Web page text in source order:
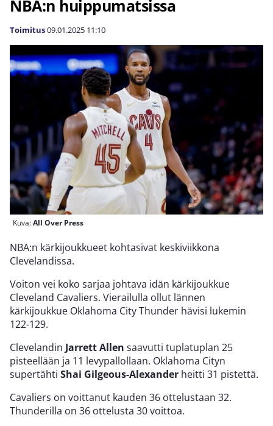
NBA:n huippumatsissa
Toimitus09.01.2025 11:10
Kuva:All Over Press
NBA:n kärkijoukkueet kohtasivat keskiviikkona
Clevelandissa.
Voiton vei koko sarjaa johtava idän kärkijoukkue
Cleveland Cavaliers. Vierailulla ollut lännen
kärkijoukkue Oklahoma City Thunder hävisi lukemin
122-129.
Clevelandin Jarrett Allen saavutti tuplatuplan 25
pisteellään ja 11 levypallollaan. Oklahoma Cityn
supertähti Shai Gilgeous-Alexander heitti 31 pistettä.
Cavaliers on voittanut kauden 36 ottelustaan 32.
Thunderilla on 36 ottelusta 30 voittoa.